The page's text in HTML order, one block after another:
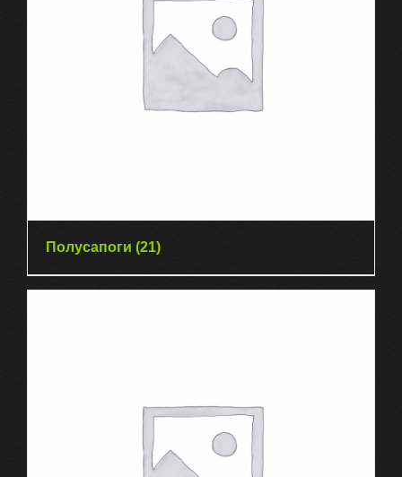
Полусапоги (21)